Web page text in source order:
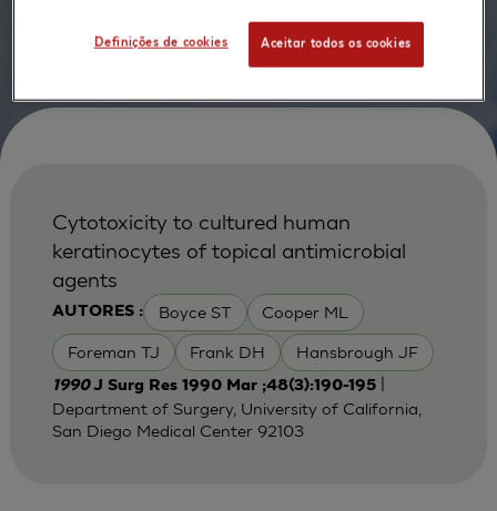
AUTORES : Boyce ST Cooper ML
Foreman TJ Frank DH Hansbrough JF
Cytotoxicity to cultured human
keratinocytes of topical antimicrobial
agents
1990J Surg Res 1990 Mar ;48(3):190-195|
Department of Surgery, University of California,
San Diego Medical Center 92103
Definições de cookies Aceitar todos os cookies